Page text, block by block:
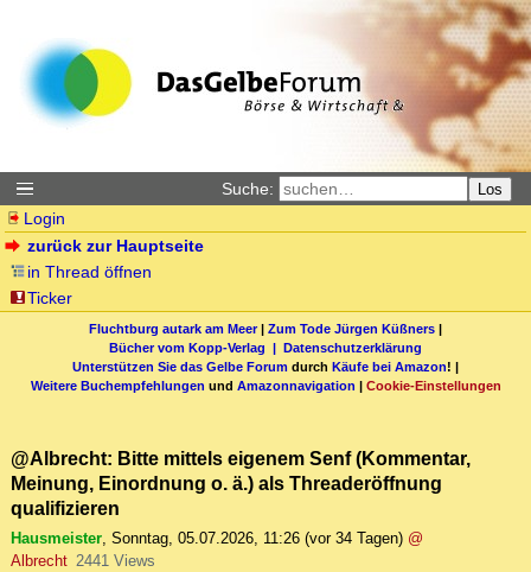
Suche: Los
Login
zurück zur Hauptseite
in Thread öffnen
Ticker
Fluchtburg autark am Meer| Zum Tode Jürgen Küßners |
Bücher vom Kopp-Verlag | Datenschutzerklärung
Unterstützen Sie das Gelbe Forum durch Käufe bei Amazon! |
Weitere Buchempfehlungen und Amazonnavigation | Cookie-Einstellungen
@Albrecht: Bitte mittels eigenem Senf (Kommentar,
Meinung, Einordnung o. ä.) als Threaderöffnung
qualifizieren
Hausmeister, Sonntag, 05.07.2026, 11:26 (vor 34 Tagen) @
Albrecht 2441 Views